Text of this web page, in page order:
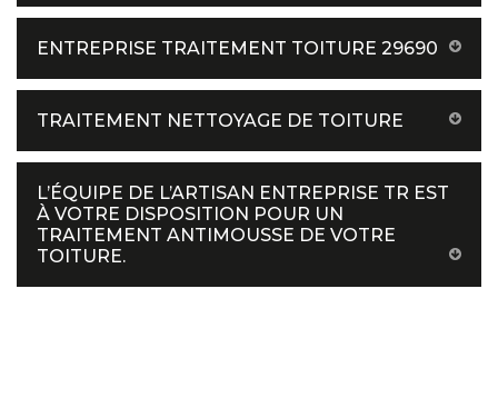
ENTREPRISE TRAITEMENT TOITURE 29690
TRAITEMENT NETTOYAGE DE TOITURE
L’ÉQUIPE DE L’ARTISAN ENTREPRISE TR EST
À VOTRE DISPOSITION POUR UN
TRAITEMENT ANTIMOUSSE DE VOTRE
TOITURE.